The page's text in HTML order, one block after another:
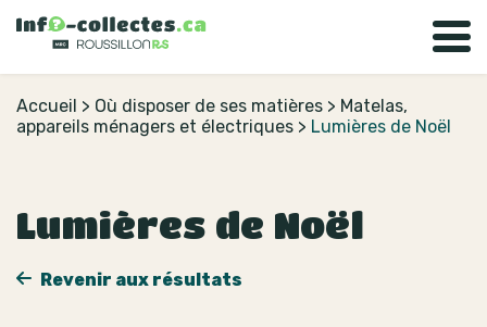
Accueil > Où disposer de ses matières > Matelas,
appareils ménagers et électriques > Lumières de Noël
Lumières de Noël
Revenir aux résultats